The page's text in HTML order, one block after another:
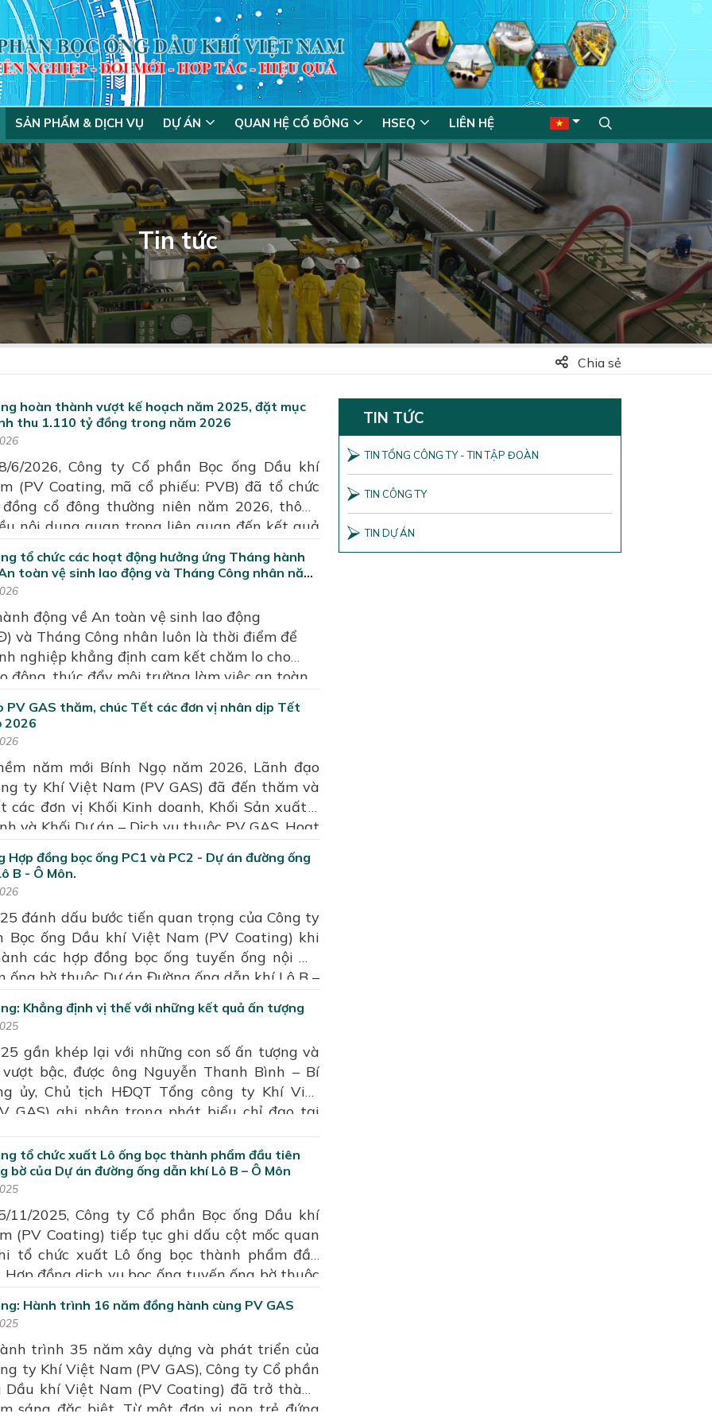
SẢN PHẨM & DỊCH VỤ DỰ ÁN QUAN HỆ CỔ ĐÔNG HSEQ LIÊN HỆ
Tin tức
Chia sẻ
hoàn thành vượt kế hoạch năm 2025, đặt mục
thu 1.110 tỷ đồng trong năm 2026
6/2026, Công ty Cổ phần Bọc ống Dầu khí
(PV Coating, mã cổ phiếu: PVB) đã tổ chức
cổ đông thường niên năm 2026, thông
nội dung quan trọng liên quan đến kết quả
nhân sự nhiệm kỳ mới.
tổ chức các hoạt động hưởng ứng Tháng hành
toàn vệ sinh lao động và Tháng Công nhân năm
động về An toàn vệ sinh lao động
và Tháng Công nhân luôn là thời điểm để
nghiệp khẳng định cam kết chăm lo cho
động, thúc đẩy môi trường làm việc an toàn
Coating), chuỗi hoạt động hưởng ứng năm
tổ chức theo hướng đổi mới, thực chất và
với nhiệm vụ sản xuất kinh doanh trong giai
điểm.
PV GAS thăm, chúc Tết các đơn vị nhân dịp Tết
2026
năm mới Bính Ngọ năm 2026, Lãnh đạo
ty Khí Việt Nam (PV GAS) đã đến thăm và
các đơn vị Khối Kinh doanh, Khối Sản xuất –
và Khối Dự án – Dịch vụ thuộc PV GAS. Hoạt
nhân viên (CBCNV) đang trực tiếp làm việc
vị, công trình khí, đồng thời nắm bắt tình
chức sản xuất, công tác bảo đảm an ninh, an
chống cháy nổ trong dịp Tết Nguyên đán.
Hợp đồng bọc ống PC1 và PC2 - Dự án đường ống
B - Ô Môn.
đánh dấu bước tiến quan trọng của Công ty
Bọc ống Dầu khí Việt Nam (PV Coating) khi
các hợp đồng bọc ống tuyến ống nội mỏ
ống bờ thuộc Dự án Đường ống dẫn khí Lô B –
đến việc hoàn thành các hợp đồng vào giữa
2025 theo đúng tiến độ cam kết, PV Coating
minh năng lực thi công ổn định, an toàn và
cao, tạo động lực cho giai đoạn tiếp theo.
Khẳng định vị thế với những kết quả ấn tượng
gần khép lại với những con số ấn tượng và
bậc, được ông Nguyễn Thanh Bình – Bí
ủy, Chủ tịch HĐQT Tổng công ty Khí Việt
GAS) ghi nhận trong phát biểu chỉ đạo tại
và triển khai kế hoạch năm 2026” (Hội nghị)
ty Cổ phần Bọc ống Dầu khí Việt Nam. PV
khẳng định sự trở lại mạnh mẽ, thể hiện qua
kinh tế tài chính, năng lực thi công bọc
Dự án tuyến ống dẫn khí Lô B – Ô Môn –
điểm của nhà nước.
tổ chức xuất Lô ống bọc thành phẩm đầu tiên
bờ của Dự án đường ống dẫn khí Lô B – Ô Môn
11/2025, Công ty Cổ phần Bọc ống Dầu khí
(PV Coating) tiếp tục ghi dấu cột mốc quan
tổ chức xuất Lô ống bọc thành phẩm đầu
Hợp đồng dịch vụ bọc ống tuyến ống bờ thuộc
chuyển mạnh mẽ từ giai đoạn sản xuất sang
chuyển – bàn giao, mở đầu cho hành trình
thành phẩm về vị trí thi công tuyến ống bờ
hoạch tổng thể của một trong những dự án
của nhà nước và Petrovietnam.
Hành trình 16 năm đồng hành cùng PV GAS
trình 35 năm xây dựng và phát triển của
ty Khí Việt Nam (PV GAS), Công ty Cổ phần
Dầu khí Việt Nam (PV Coating) đã trở thành
sáng đặc biệt. Từ một đơn vị non trẻ đứng
TIN TỨC
TIN TỔNG CÔNG TY - TIN TẬP ĐOÀN
TIN CÔNG TY
TIN DỰ ÁN